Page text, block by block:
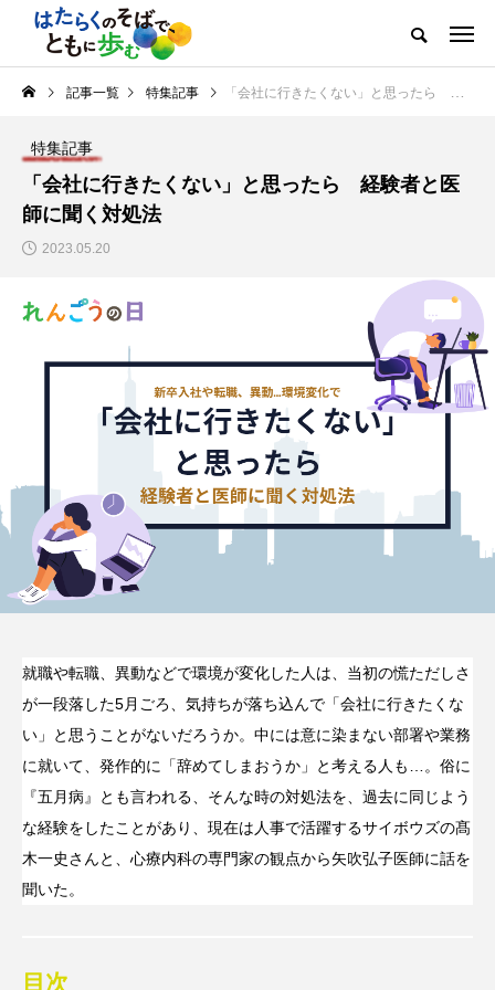
記事一覧 特集記事 「会社に行きたくない」と思ったら 経験者と医師に聞く対処法
特集記事
「会社に行きたくない」と思ったら 経験者と医
師に聞く対処法
2023.05.20
就職や転職、異動などで環境が変化した人は、当初の慌ただしさ
が一段落した5月ごろ、気持ちが落ち込んで「会社に行きたくな
い」と思うことがないだろうか。中には意に染まない部署や業務
に就いて、発作的に「辞めてしまおうか」と考える人も…。俗に
『五月病』とも言われる、そんな時の対処法を、過去に同じよう
な経験をしたことがあり、現在は人事で活躍するサイボウズの髙
木一史さんと、心療内科の専門家の観点から矢吹弘子医師に話を
聞いた。
目次